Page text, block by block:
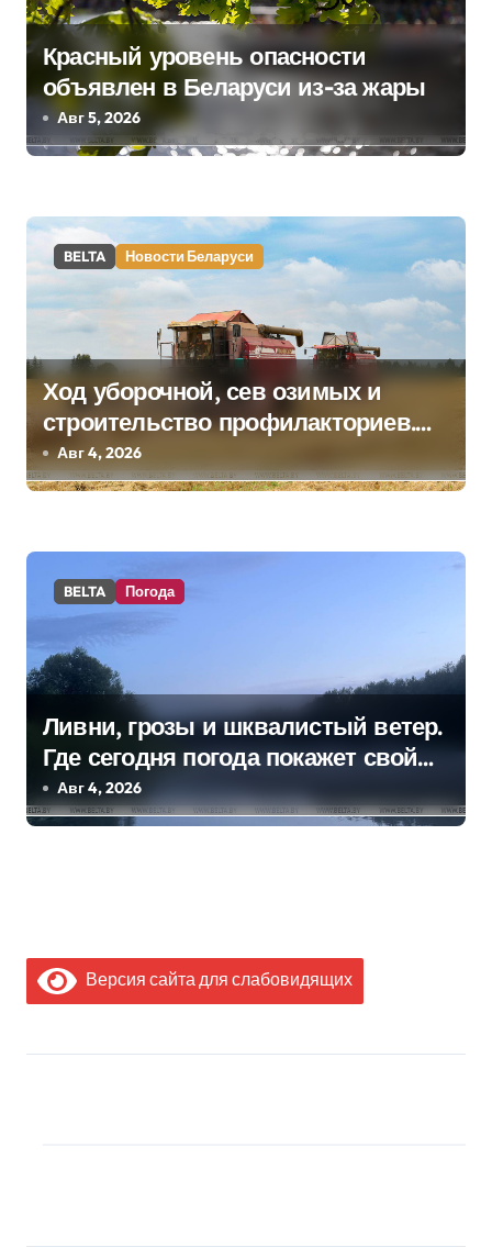
я
п
о
з
а
п
и
я
м
Красный уровень опасности
объявлен в Беларуси из-за жары
Авг 5, 2026
BELTA Новости Беларуси
Ход уборочной, сев озимых и
строительство профилакториев.
Лукашенко заслушал доклад главы
Минсельхозпрода
Авг 4, 2026
BELTA Погода
Ливни, грозы и шквалистый ветер.
Где сегодня погода покажет свой
характер
Авг 4, 2026
Версия сайта для слабовидящих